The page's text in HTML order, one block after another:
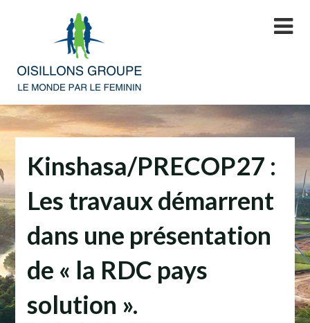
Kinshasa/PRECOP27 :
Les travaux démarrent
dans une présentation
de « la RDC pays
solution ».